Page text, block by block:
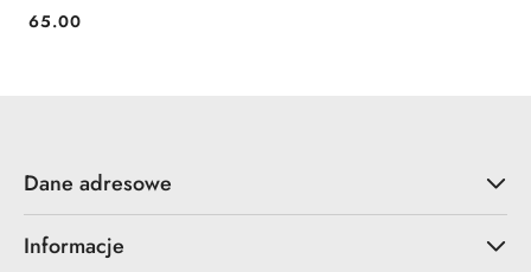
Cena:
65.00
Dane adresowe
Informacje